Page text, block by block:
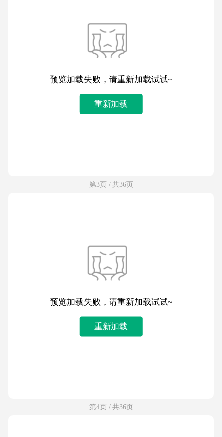
预览加载失败，请重新加载试试~
重新加载
第3页 / 共36页
预览加载失败，请重新加载试试~
重新加载
第4页 / 共36页